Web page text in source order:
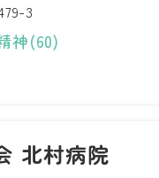
3
神(60)
北村病院